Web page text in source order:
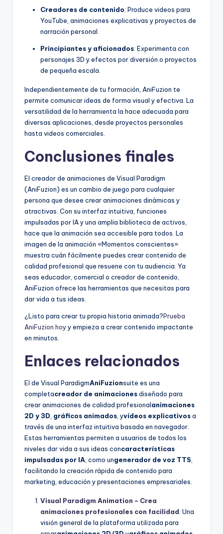
Creadores de contenido: Produce videos para
YouTube, animaciones explicativas y proyectos de
narración personal.
Principiantes y aficionados: Experimenta con
personajes 3D y efectos por diversión o proyectos
de pequeña escala.
Independientemente de tu formación, AniFuzion te
permite comunicar ideas de forma visual y efectiva. La
versatilidad de la herramienta la hace adecuada para
diversas aplicaciones, desde proyectos personales
hasta videos comerciales.
Conclusiones finales
El creador de animaciones de Visual Paradigm
(AniFuzion) es un cambio de juego para cualquier
persona que desee crear animaciones dinámicas y
atractivas. Con su interfaz intuitiva, funciones
impulsadas por IA y una amplia biblioteca de activos,
hace que la animación sea accesible para todos. La
imagen de la animación «Momentos conscientes»
muestra cuán fácilmente puedes crear contenido de
calidad profesional que resuene con tu audiencia. Ya
seas educador, comercial o creador de contenido,
AniFuzion ofrece las herramientas que necesitas para
dar vida a tus ideas.
¿Listo para crear tu propia historia animada?Prueba
AniFuzion hoyy empieza a crear contenido impactante
en minutos.
Enlaces relacionados
El de Visual ParadigmAniFuzionsuite es una
completacreador de animacionesdiseñado para
crear animaciones de calidad profesionalanimaciones
2D y 3D, gráficos animados, yvídeos explicativosa
través de una interfaz intuitiva basada en navegador.
Estas herramientas permiten a usuarios de todos los
niveles dar vida a sus ideas concaracterísticas
impulsadas por IA, como ungenerador de voz TTS,
facilitando la creación rápida de contenido para
marketing, educación y presentaciones empresariales.
Visual Paradigm Animation – Crea
animaciones profesionales con facilidad: Una
visión general de la plataforma utilizada para